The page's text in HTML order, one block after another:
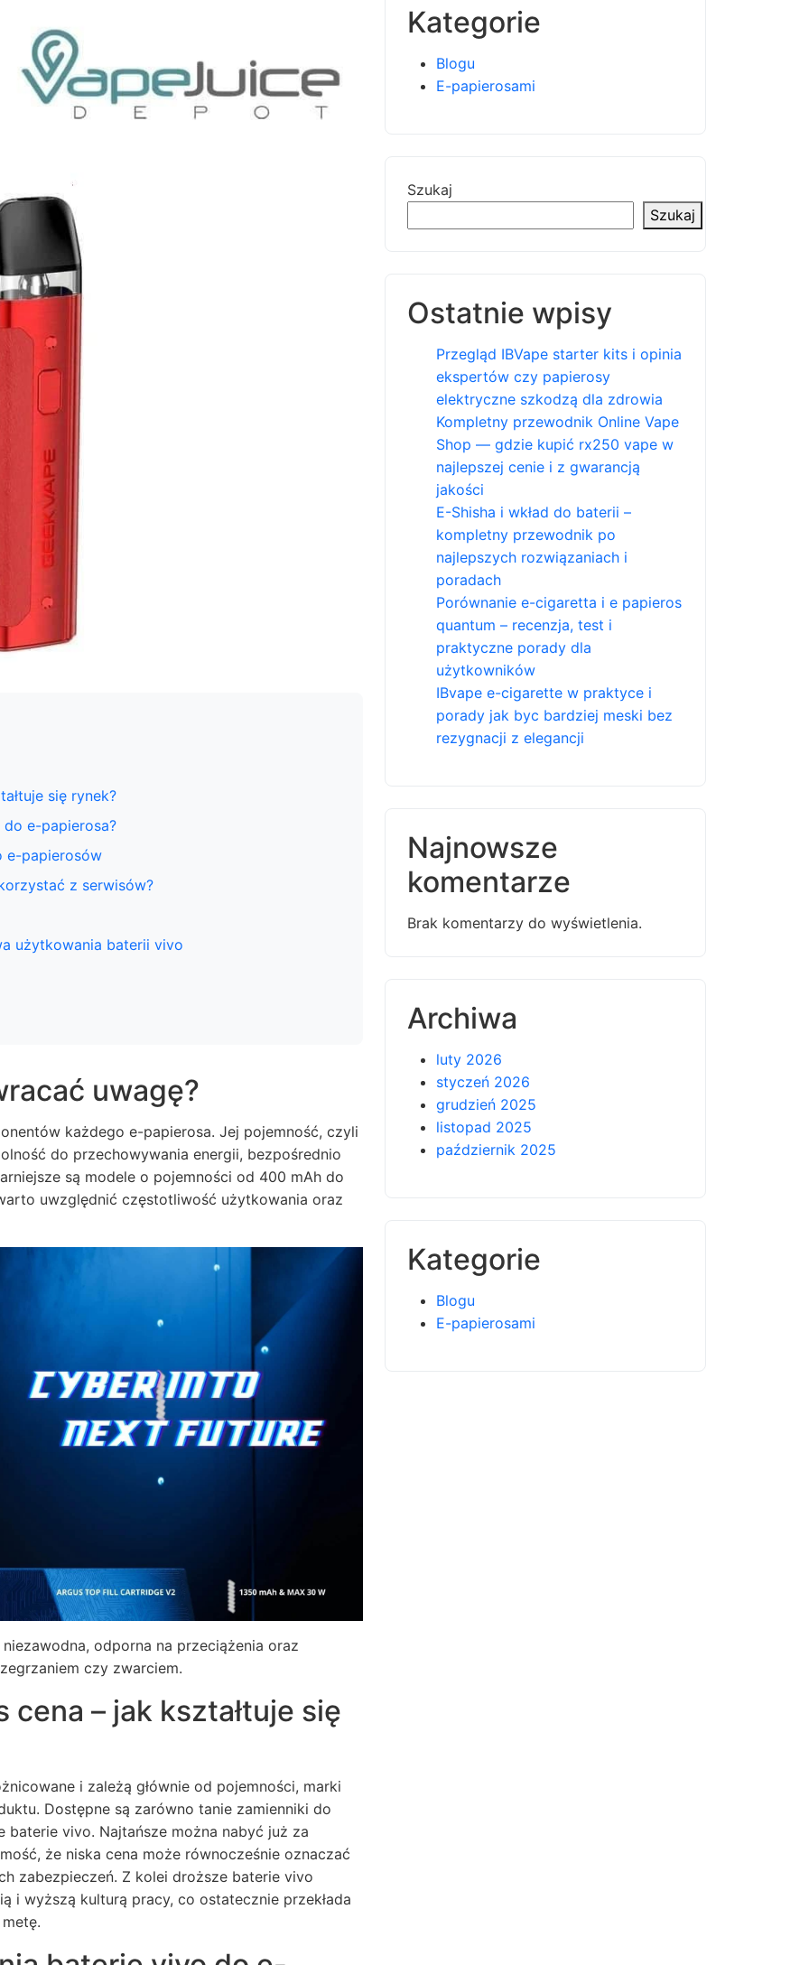
się rynek?
e-papierosa?
e-papierosów
z serwisów?
użytkowania baterii vivo
uwagę?
każdego e-papierosa. Jej pojemność, czyli
do przechowywania energii, bezpośrednio
są modele o pojemności od 400 mAh do
uwzględnić częstotliwość użytkowania oraz
odporna na przeciążenia oraz
czy zwarciem.
– jak kształtuje się
i zależą głównie od pojemności, marki
Dostępne są zarówno tanie zamienniki do
vivo. Najtańsze można nabyć już za
że niska cena może równocześnie oznaczać
zabezpieczeń. Z kolei droższe baterie vivo
i wyższą kulturą pracy, co ostatecznie przekłada
Kategorie
Blogu
E-papierosami
Szukaj
Szukaj
Ostatnie wpisy
Przegląd IBVape starter kits i opinia
ekspertów czy papierosy
elektryczne szkodzą dla zdrowia
Kompletny przewodnik Online Vape
Shop — gdzie kupić rx250 vape w
najlepszej cenie i z gwarancją
jakości
E-Shisha i wkład do baterii –
kompletny przewodnik po
najlepszych rozwiązaniach i
poradach
Porównanie e-cigaretta i e papieros
quantum – recenzja, test i
praktyczne porady dla
użytkowników
IBvape e-cigarette w praktyce i
porady jak byc bardziej meski bez
rezygnacji z elegancji
Najnowsze
komentarze
Brak komentarzy do wyświetlenia.
Archiwa
luty 2026
styczeń 2026
grudzień 2025
listopad 2025
październik 2025
Kategorie
Blogu
E-papierosami